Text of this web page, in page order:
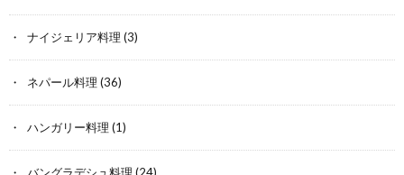
ナイジェリア料理 (3)
ネパール料理 (36)
ハンガリー料理 (1)
バングラデシュ料理 (24)